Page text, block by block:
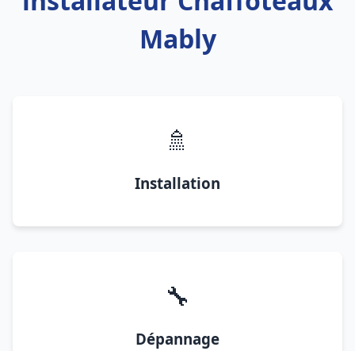
Mably
🚿
Installation
🔧
Dépannage